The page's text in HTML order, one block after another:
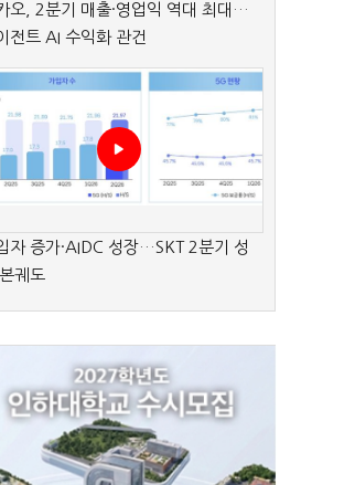
오, 2분기 매출·영업익 역대 최대…
전트 AI 수익화 관건
자 증가·AIDC 성장…SKT 2분기 성
궤도